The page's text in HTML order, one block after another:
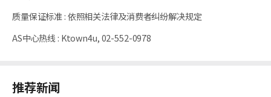
质量保证标准 :依照相关法律及消费者纠纷解决规定
AS中心热线 : Ktown4u, 02-552-0978
推荐新闻